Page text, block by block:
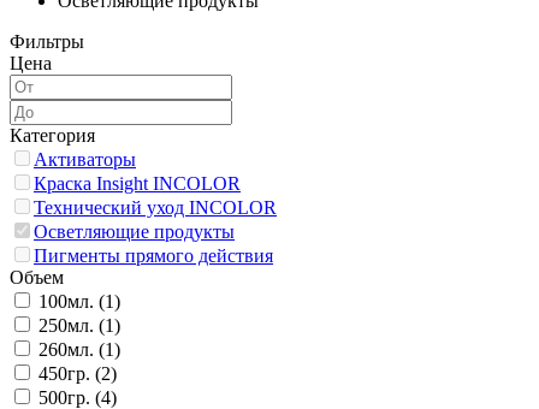
Фильтры
Цена
Категория
Активаторы
Краска Insight INCOLOR
Технический уход INCOLOR
Осветляющие продукты
Пигменты прямого действия
Объем
100мл. (1)
250мл. (1)
260мл. (1)
450гр. (2)
500гр. (4)